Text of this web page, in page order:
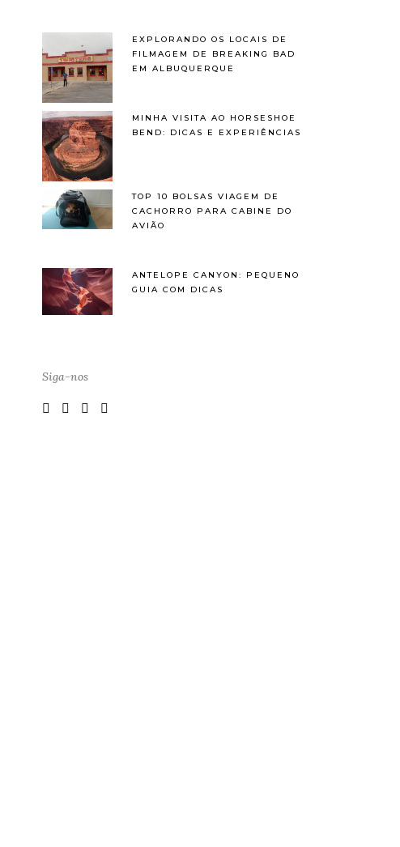
EXPLORANDO OS LOCAIS DE
FILMAGEM DE BREAKING BAD
EM ALBUQUERQUE
MINHA VISITA AO HORSESHOE
BEND: DICAS E EXPERIÊNCIAS
TOP 10 BOLSAS VIAGEM DE
CACHORRO PARA CABINE DO
AVIÃO
ANTELOPE CANYON: PEQUENO
GUIA COM DICAS
Siga-nos